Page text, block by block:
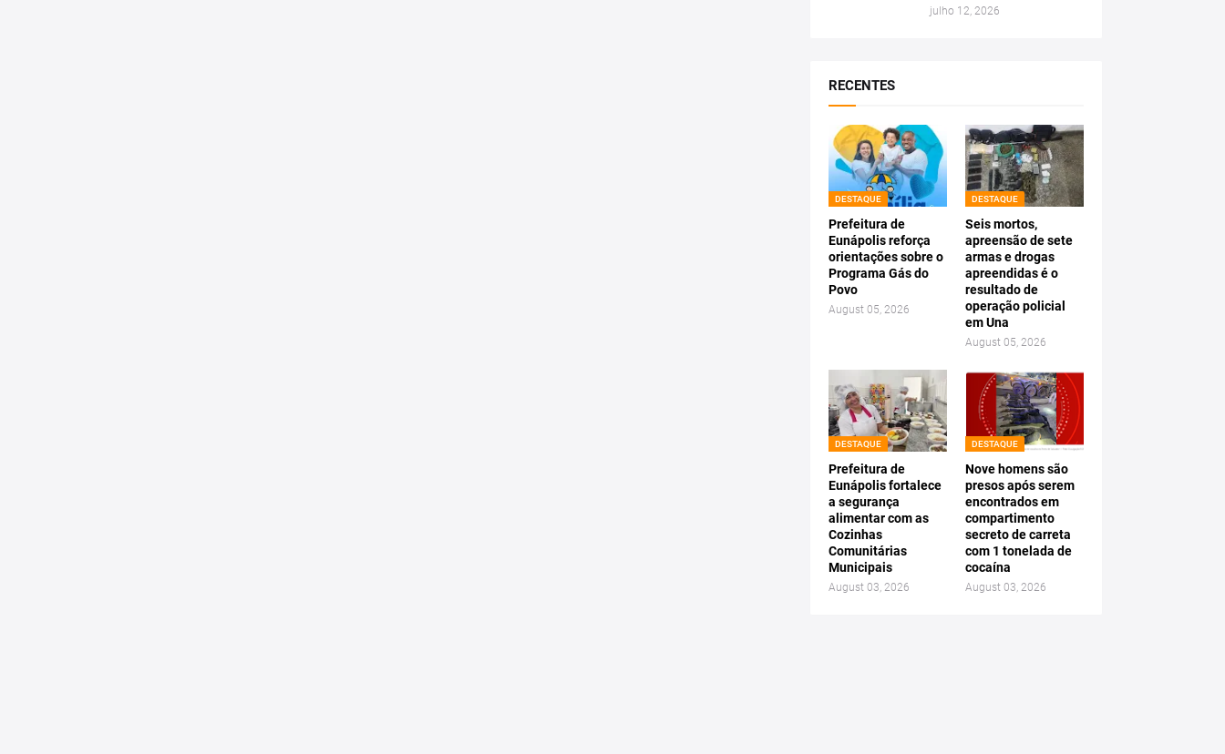
julho 12, 2026
RECENTES
DESTAQUE
Prefeitura de
Eunápolis reforça
orientações sobre o
Programa Gás do
Povo
August 05, 2026
DESTAQUE
Seis mortos,
apreensão de sete
armas e drogas
apreendidas é o
resultado de
operação policial
em Una
August 05, 2026
DESTAQUE
Prefeitura de
Eunápolis fortalece
a segurança
alimentar com as
Cozinhas
Comunitárias
Municipais
August 03, 2026
DESTAQUE
Nove homens são
presos após serem
encontrados em
compartimento
secreto de carreta
com 1 tonelada de
cocaína
August 03, 2026